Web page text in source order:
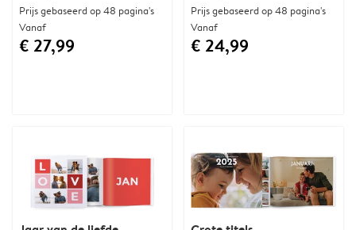
Prijs gebaseerd op 48 pagina's
Vanaf
€ 27,99
Prijs gebaseerd op 48 pagina's
Vanaf
€ 24,99